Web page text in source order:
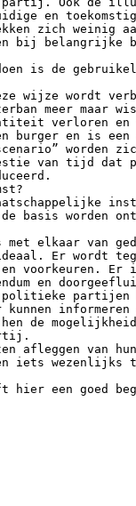
en
zich weinig
bij belangrijke
is de
wijze wordt
meer maar
verloren en
burger en is een
worden
van tijd
basis worden
elkaar van
Er wordt
en voorkeuren.
en
politieke partijen
kunnen informeren
de
afleggen van
wezenlijks
hier een goed